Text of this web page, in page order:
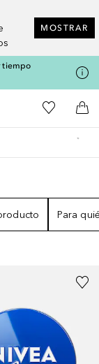
MOSTRAR
tiempo
HomeMi lista de
A
Para